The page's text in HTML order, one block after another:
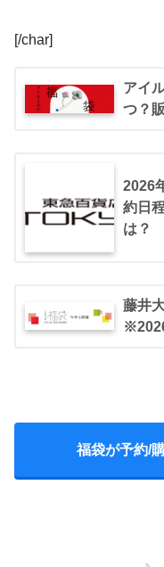
[/char]
アイ
つ？
2026
約日
は？
藤井
福袋が予約/